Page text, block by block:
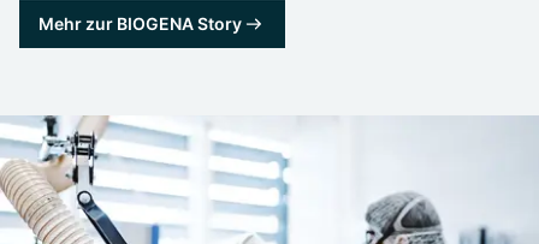
Mehr zur BIOGENA Story